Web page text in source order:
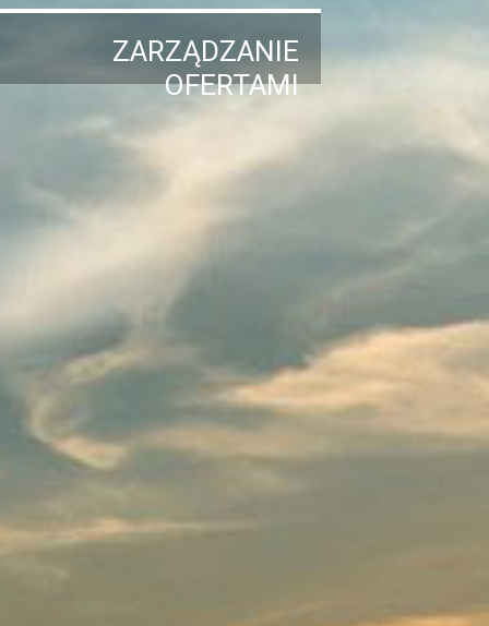
ZARZĄDZANIE
OFERTAMI